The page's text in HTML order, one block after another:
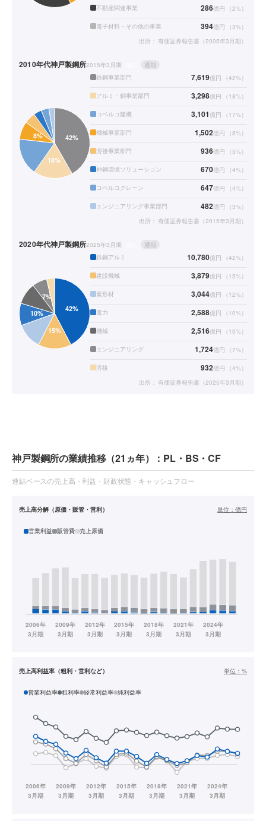
不動産関連事業 286億円 （2%）
電子材料・その他の事業 394億円 （3%）
出所： 有価証券報告書（2005年3月期）
2010年代神戸製鋼所2015年3月期
通期
鉄鋼事業部門
7,619億円 （42%）
アルミ・銅事業部門 3,298億円 （ 18%）
コベルコ建機 3,101億円 （ 17%）
機械事業部門 1,502億円 （8%）
溶接事業部門 936億円 （5%）
神鋼環境ソリューション 670億円 （4%）
コベルコクレーン 647億円 （4%）
エンジニアリング事業部門 482億円 （3%）
出所： 有価証券報告書（2015年3月期）
2020年代神戸製鋼所2025年3月期
通期
鉄鋼アルミ
10,780億円 （42%）
建設機械 3,879億円 （ 15%）
素形材 3,044億円 （ 12%）
電力 2,588億円 （ 10%）
機械 2,516億円 （ 10%）
エンジニアリング 1,724億円 （7%）
溶接 932億円 （4%）
出所： 有価証券報告書（2025年3月期）
神戸製鋼所の業績推移（21ヵ年）：PL・BS・CF
連結ベースの売上高・利益・財政状態・キャッシュフロー
売上高分解（原価・販管・営利） 単位： 億円
営業利益 販管費 売上原価
売上高利益率（粗利・営利など） 単位： %
営業利益率 粗利率 経常利益率 純利益率